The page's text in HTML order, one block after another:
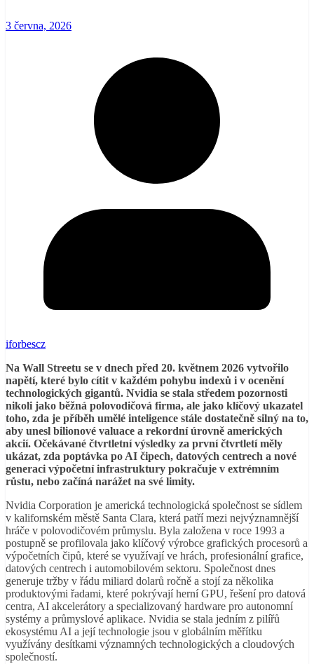
3 června, 2026
iforbescz
Na Wall Streetu se v dnech před 20. květnem 2026 vytvořilo
napětí, které bylo cítit v každém pohybu indexů i v ocenění
technologických gigantů. Nvidia se stala středem pozornosti
nikoli jako běžná polovodičová firma, ale jako klíčový ukazatel
toho, zda je příběh umělé inteligence stále dostatečně silný na to,
aby unesl bilionové valuace a rekordní úrovně amerických
akcií. Očekávané čtvrtletní výsledky za první čtvrtletí měly
ukázat, zda poptávka po AI čipech, datových centrech a nové
generaci výpočetní infrastruktury pokračuje v extrémním
růstu, nebo začíná narážet na své limity.
Nvidia Corporation je americká technologická společnost se sídlem
v kalifornském městě Santa Clara, která patří mezi nejvýznamnější
hráče v polovodičovém průmyslu. Byla založena v roce 1993 a
postupně se profilovala jako klíčový výrobce grafických procesorů a
výpočetních čipů, které se využívají ve hrách, profesionální grafice,
datových centrech i automobilovém sektoru. Společnost dnes
generuje tržby v řádu miliard dolarů ročně a stojí za několika
produktovými řadami, které pokrývají herní GPU, řešení pro datová
centra, AI akcelerátory a specializovaný hardware pro autonomní
systémy a průmyslové aplikace. Nvidia se stala jedním z pilířů
ekosystému AI a její technologie jsou v globálním měřítku
využívány desítkami významných technologických a cloudových
společností.